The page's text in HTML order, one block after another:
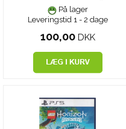
På lager
Leveringstid 1 - 2 dage
100,00 DKK